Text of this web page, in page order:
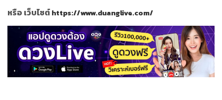
หรือ เว็บไซต์https://www.duanglive.com/